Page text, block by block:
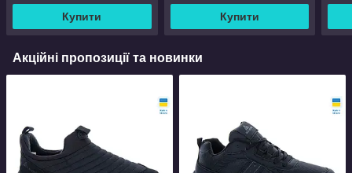
Купити Купити
Акційні пропозиції та новинки